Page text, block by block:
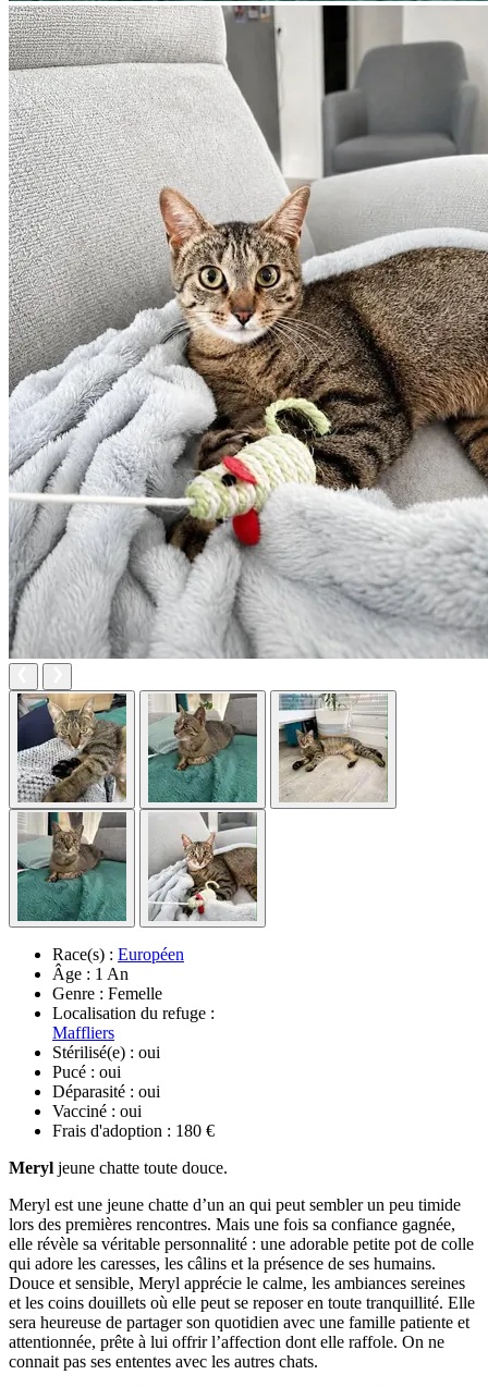
Race(s) : Européen
Âge : 1 An
Genre : Femelle
Localisation du refuge :
Maffliers
Stérilisé(e) : oui
Pucé : oui
Déparasité : oui
Vacciné : oui
Frais d'adoption : 180 €
Meryl jeune chatte toute douce.
Meryl est une jeune chatte d’un an qui peut sembler un peu timide
lors des premières rencontres. Mais une fois sa confiance gagnée,
elle révèle sa véritable personnalité : une adorable petite pot de colle
qui adore les caresses, les câlins et la présence de ses humains.
Douce et sensible, Meryl apprécie le calme, les ambiances sereines
et les coins douillets où elle peut se reposer en toute tranquillité. Elle
sera heureuse de partager son quotidien avec une famille patiente et
attentionnée, prête à lui offrir l’affection dont elle raffole. On ne
connait pas ses ententes avec les autres chats.